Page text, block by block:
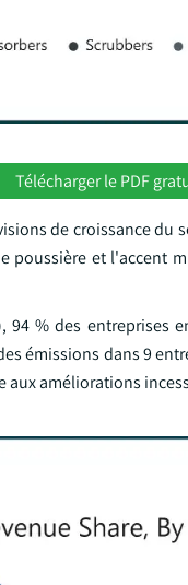
Télécharger le PDF
de croissance du
et l'accent
% des entreprises
émissions dans 9
améliorations